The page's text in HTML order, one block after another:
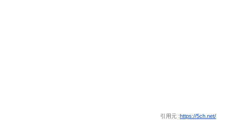
引用元 :https://5ch.net/